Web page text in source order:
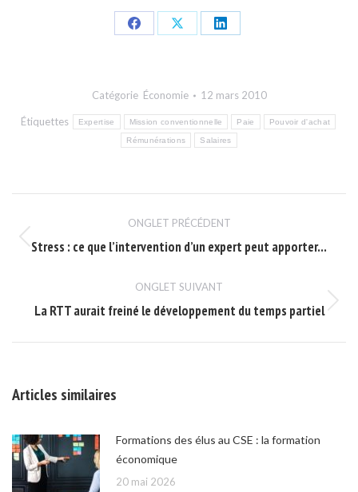
Share
Share
Share
Catégorie Économie 12 mars 2010
Étiquettes Expertise Mission conventionnelle Paie Pouvoir d'achat
Rémunérations Salaires
de
commentaire
ONGLET PRÉCÉDENT
Onglet
Stress : ce que l’intervention d’un expert peut apporter…
ONGLET SUIVANT
Onglet
La RTT aurait freiné le développement du temps partiel
Articles similaires
Formations des élus au CSE : la formation
économique
20 mai 2026